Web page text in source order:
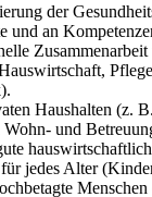
der
und an
Zusammenarbeit
Haushalten (z.
und
jedes Alter